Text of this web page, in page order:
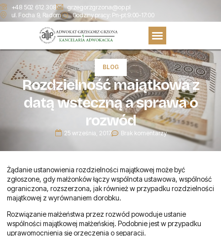
+48 502 612 308 grzegorzgrzona@op.pl
ul. Focha 9, Radom Godziny pracy: Pn-pt:9:00-17:00
BLOG
Rozdzielność majątkowa z
datą wsteczną a sprawa o
rozwód
25 września, 2017 Brak komentarzy
Żądanie ustanowienia rozdzielności majątkowej może być
zgłoszone, gdy małżonków łączy wspólnota ustawowa, wspólność
ograniczona, rozszerzona, jak również w przypadku rozdzielności
majątkowej z wyrównaniem dorobku.
Rozwiązanie małżeństwa przez rozwód powoduje ustanie
wspólności majątkowej małżeńskiej. Podobnie jest w przypadku
uprawomocnienia się orzeczenia o separacji.